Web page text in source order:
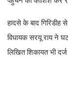
हादसे के बाद
विधायक सरयू राय ने
लिखित शिकायत भी